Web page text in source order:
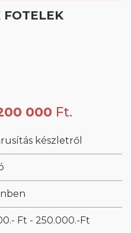
FOTELEK
000 Ft.
készletről
Ft - 250.000.-Ft